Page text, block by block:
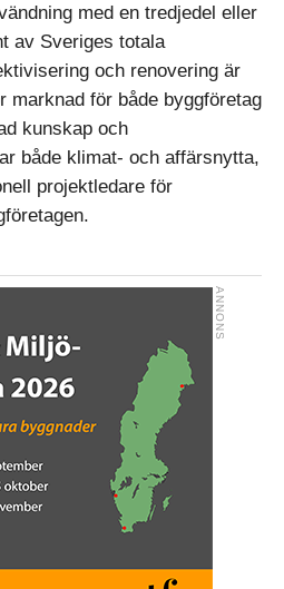
med en tredjedel eller
av Sveriges totala
och renovering är
marknad för både byggföretag
kunskap och
både klimat- och affärsnytta,
projektledare för